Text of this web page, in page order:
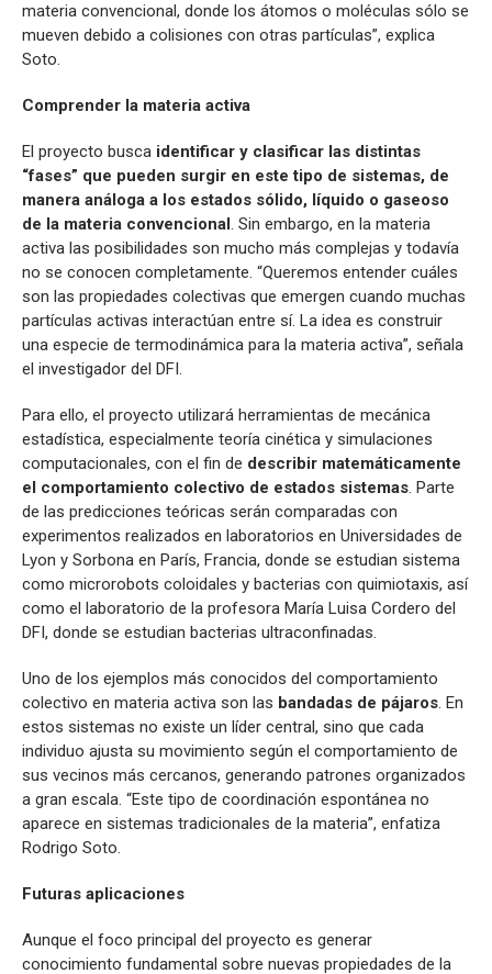
materia convencional, donde los átomos o moléculas sólo se
mueven debido a colisiones con otras partículas”, explica
Soto.
Comprender la materia activa
El proyecto busca identificar y clasificar las distintas
“fases” que pueden surgir en este tipo de sistemas, de
manera análoga a los estados sólido, líquido o gaseoso
de la materia convencional . Sin embargo, en la materia
activa las posibilidades son mucho más complejas y todavía
no se conocen completamente. “Queremos entender cuáles
son las propiedades colectivas que emergen cuando muchas
partículas activas interactúan entre sí. La idea es construir
una especie de termodinámica para la materia activa”, señala
el investigador del DFI.
Para ello, el proyecto utilizará herramientas de mecánica
estadística, especialmente teoría cinética y simulaciones
computacionales, con el fin de describir matemáticamente
el comportamiento colectivo de estados sistemas. Parte
de las predicciones teóricas serán comparadas con
experimentos realizados en laboratorios en Universidades de
Lyon y Sorbona en París, Francia, donde se estudian sistema
como microrobots coloidales y bacterias con quimiotaxis, así
como el laboratorio de la profesora María Luisa Cordero del
DFI, donde se estudian bacterias ultraconfinadas.
Uno de los ejemplos más conocidos del comportamiento
colectivo en materia activa son las bandadas de pájaros. En
estos sistemas no existe un líder central, sino que cada
individuo ajusta su movimiento según el comportamiento de
sus vecinos más cercanos, generando patrones organizados
a gran escala. “Este tipo de coordinación espontánea no
aparece en sistemas tradicionales de la materia”, enfatiza
Rodrigo Soto.
Futuras aplicaciones
Aunque el foco principal del proyecto es generar
conocimiento fundamental sobre nuevas propiedades de la